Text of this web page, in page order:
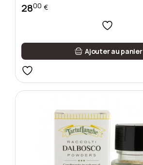
2800 €
Ajouter au panier